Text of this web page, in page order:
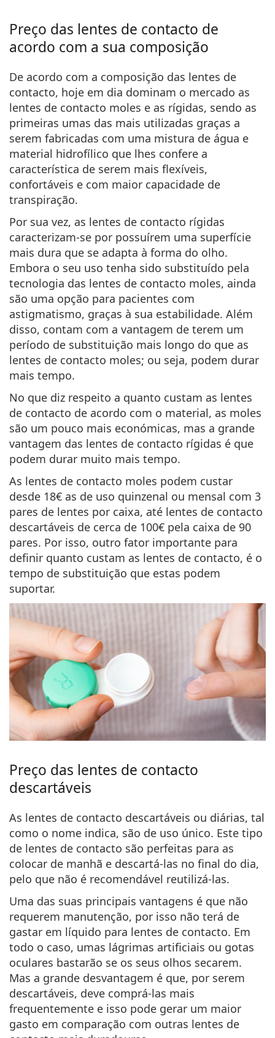
Preço das lentes de contacto de
acordo com a sua composição
De acordo com a composição das lentes de
contacto, hoje em dia dominam o mercado as
lentes de contacto moles e as rígidas, sendo as
primeiras umas das mais utilizadas graças a
serem fabricadas com uma mistura de água e
material hidrofílico que lhes confere a
característica de serem mais flexíveis,
confortáveis e com maior capacidade de
transpiração.
Por sua vez, as lentes de contacto rígidas
caracterizam-se por possuírem uma superfície
mais dura que se adapta à forma do olho.
Embora o seu uso tenha sido substituído pela
tecnologia das lentes de contacto moles, ainda
são uma opção para pacientes com
astigmatismo, graças à sua estabilidade. Além
disso, contam com a vantagem de terem um
período de substituição mais longo do que as
lentes de contacto moles; ou seja, podem durar
mais tempo.
No que diz respeito a quanto custam as lentes
de contacto de acordo com o material, as moles
são um pouco mais económicas, mas a grande
vantagem das lentes de contacto rígidas é que
podem durar muito mais tempo.
As lentes de contacto moles podem custar
desde 18€ as de uso quinzenal ou mensal com 3
pares de lentes por caixa, até lentes de contacto
descartáveis de cerca de 100€ pela caixa de 90
pares. Por isso, outro fator importante para
definir quanto custam as lentes de contacto, é o
tempo de substituição que estas podem
suportar.
Preço das lentes de contacto
descartáveis
As lentes de contacto descartáveis ou diárias, tal
como o nome indica, são de uso único. Este tipo
de lentes de contacto são perfeitas para as
colocar de manhã e descartá-las no final do dia,
pelo que não é recomendável reutilizá-las.
Uma das suas principais vantagens é que não
requerem manutenção, por isso não terá de
gastar em líquido para lentes de contacto. Em
todo o caso, umas lágrimas artificiais ou gotas
oculares bastarão se os seus olhos secarem.
Mas a grande desvantagem é que, por serem
descartáveis, deve comprá-las mais
frequentemente e isso pode gerar um maior
gasto em comparação com outras lentes de